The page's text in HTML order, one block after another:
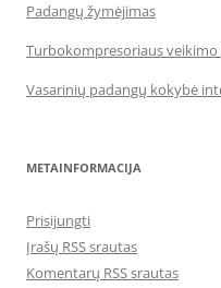
Padangų žymėjimas
Turbokompresoriaus
Vasarinių padangų kokybė
METAINFORMACIJA
Prisijungti
Įrašų RSS srautas
Komentarų RSS srautas